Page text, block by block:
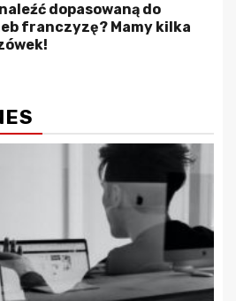
dopasowaną do
franczyzę? Mamy kilka